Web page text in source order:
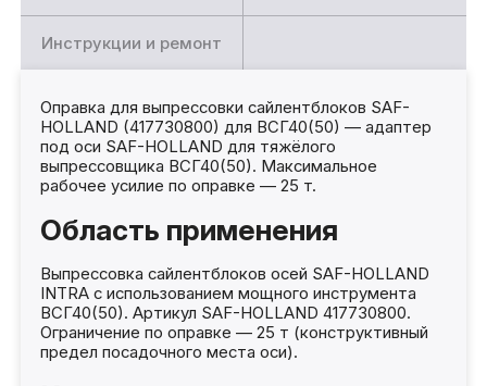
Инструкции и ремонт
Оправка для выпрессовки сайлентблоков SAF-
HOLLAND (417730800) для ВСГ40(50) — адаптер
под оси SAF-HOLLAND для тяжёлого
выпрессовщика ВСГ40(50). Максимальное
рабочее усилие по оправке — 25 т.
Область применения
Выпрессовка сайлентблоков осей SAF-HOLLAND
INTRA с использованием мощного инструмента
ВСГ40(50). Артикул SAF-HOLLAND 417730800.
Ограничение по оправке — 25 т (конструктивный
предел посадочного места оси).